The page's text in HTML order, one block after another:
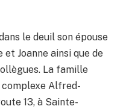
le deuil son épouse
Joanne ainsi que de
La famille
complexe Alfred-
13, à Sainte-